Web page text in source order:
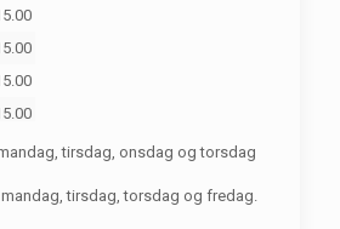
tirsdag, onsdag og torsdag
tirsdag, torsdag og fredag.